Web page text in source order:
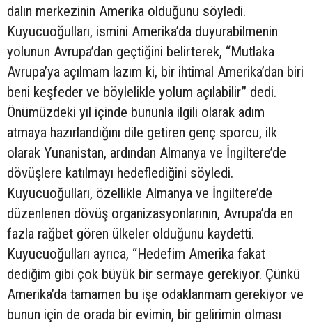
dalın merkezinin Amerika olduğunu söyledi.
Kuyucuoğulları, ismini Amerika’da duyurabilmenin
yolunun Avrupa’dan geçtiğini belirterek, “Mutlaka
Avrupa’ya açılmam lazım ki, bir ihtimal Amerika’dan biri
beni keşfeder ve böylelikle yolum açılabilir” dedi.
Önümüzdeki yıl içinde bununla ilgili olarak adım
atmaya hazırlandığını dile getiren genç sporcu, ilk
olarak Yunanistan, ardından Almanya ve İngiltere’de
dövüşlere katılmayı hedeflediğini söyledi.
Kuyucuoğulları, özellikle Almanya ve İngiltere’de
düzenlenen dövüş organizasyonlarının, Avrupa’da en
fazla rağbet gören ülkeler olduğunu kaydetti.
Kuyucuoğulları ayrıca, “Hedefim Amerika fakat
dediğim gibi çok büyük bir sermaye gerekiyor. Çünkü
Amerika’da tamamen bu işe odaklanmam gerekiyor ve
bunun için de orada bir evimin, bir gelirimin olması